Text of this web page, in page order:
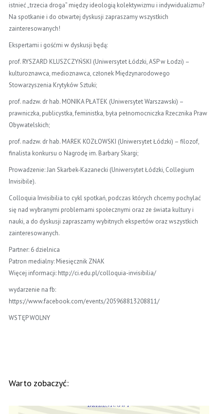
istnieć „trzecia droga” między ideologią kolektywizmu i indywidualizmu?
Na spotkanie i do otwartej dyskusji zapraszamy wszystkich
zainteresowanych!
Ekspertami i gośćmi w dyskusji będą:
prof. RYSZARD KLUSZCZYŃSKI (Uniwersytet Łódzki, ASP w Łodzi) –
kulturoznawca, medioznawca, członek Międzynarodowego
Stowarzyszenia Krytyków Sztuki;
prof. nadzw. dr hab. MONIKA PŁATEK (Uniwersytet Warszawski) –
prawniczka, publicystka, feministka, była pełnomocniczka Rzecznika Praw
Obywatelskich;
prof. nadzw. dr hab. MAREK KOZŁOWSKI (Uniwersytet Łódzki) – filozof,
finalista konkursu o Nagrodę im. Barbary Skargi;
Prowadzenie: Jan Skarbek-Kazanecki (Uniwersytet Łódzki, Collegium
Invisibile).
Colloquia Invisibilia to cykl spotkań, podczas których chcemy pochylać
się nad wybranymi problemami społecznymi oraz ze świata kultury i
nauki, a do dyskusji zapraszamy wybitnych ekspertów oraz wszystkich
zainteresowanych.
Partner: 6 dzielnica
Patron medialny: Miesięcznik ZNAK
Więcej informacji: http://ci.edu.pl/colloquia-invisibilia/
wydarzenie na fb:
https://www.facebook.com/events/205968813208811/
WSTĘP WOLNY
Warto zobaczyć: